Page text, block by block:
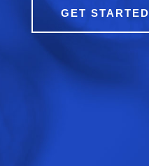
GET STARTED